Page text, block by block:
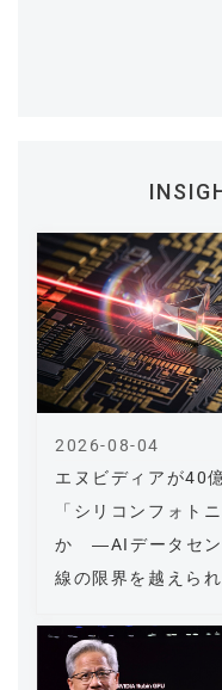
エヌビディアが40
「シリコンフォト
か ―AIデータセン
線の限界を越えら
2026-08-04